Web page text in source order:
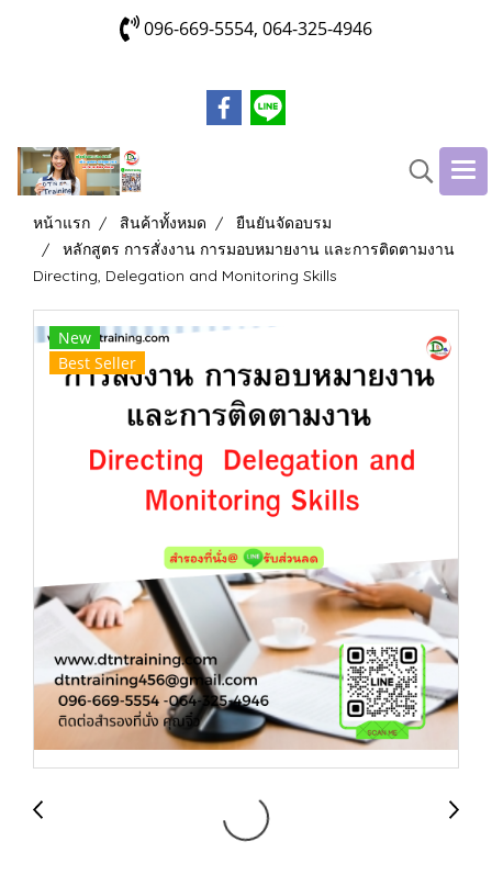
096-669-5554, 064-325-4946
หน้าแรก สินค้าทั้งหมด
ยืนยันจัดอบรม
หลักสูตร การสั่งงาน การมอบหมายงาน และการติดตามงาน
Directing, Delegation and Monitoring Skills
New
Best Seller